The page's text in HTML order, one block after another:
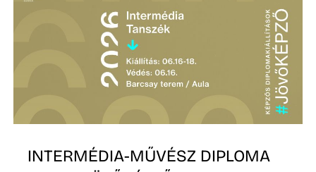
INTERMÉDIA-MŰVÉSZ DIPLOMA